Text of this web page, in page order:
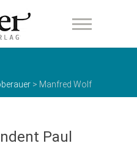
> Manfred Wolf
Paul